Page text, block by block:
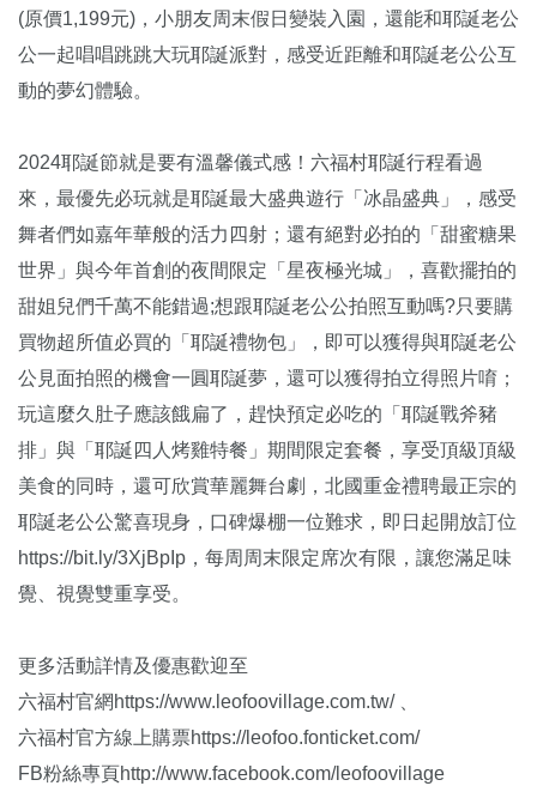
(原價1,199元)，小朋友周末假日變裝入園，還能和耶誕老公
公一起唱唱跳跳大玩耶誕派對，感受近距離和耶誕老公公互
動的夢幻體驗。
2024耶誕節就是要有溫馨儀式感！六福村耶誕行程看過
來，最優先必玩就是耶誕最大盛典遊行「冰晶盛典」，感受
舞者們如嘉年華般的活力四射；還有絕對必拍的「甜蜜糖果
世界」與今年首創的夜間限定「星夜極光城」，喜歡擺拍的
甜姐兒們千萬不能錯過;想跟耶誕老公公拍照互動嗎?只要購
買物超所值必買的「耶誕禮物包」，即可以獲得與耶誕老公
公見面拍照的機會一圓耶誕夢，還可以獲得拍立得照片唷；
玩這麼久肚子應該餓扁了，趕快預定必吃的「耶誕戰斧豬
排」與「耶誕四人烤雞特餐」期間限定套餐，享受頂級頂級
美食的同時，還可欣賞華麗舞台劇，北國重金禮聘最正宗的
耶誕老公公驚喜現身，口碑爆棚一位難求，即日起開放訂位
https://bit.ly/3XjBpIp，每周周末限定席次有限，讓您滿足味
覺、視覺雙重享受。
更多活動詳情及優惠歡迎至
六福村官網https://www.leofoovillage.com.tw/ 、
六福村官方線上購票https://leofoo.fonticket.com/
FB粉絲專頁http://www.facebook.com/leofoovillage